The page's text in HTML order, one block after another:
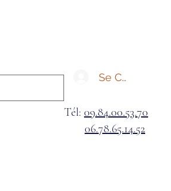
Se Connecter
Tél: 09.84.00.53.70
06.78.65.14.52